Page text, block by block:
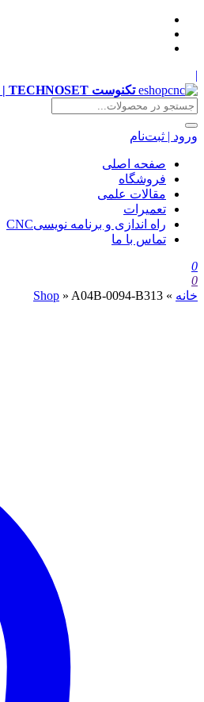
|
تکنوست TECHNOSET | فروش تعمیرات آموزش برنامه نویسی cnc زیمنس فانوک هایدن siemens ,fanuc, heidenhain ,hust, gsk
ورود | ثبت‌نام
صفحه اصلی
فروشگاه
مقالات علمی
تعمیرات
راه اندازی و برنامه نویسیCNC
تماس با ما
0
0
خانه »
Shop » A04B-0094-B313